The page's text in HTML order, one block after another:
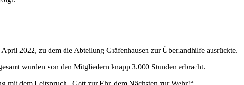
2022, zu dem die Abteilung Gräfenhausen zur Überlandhilfe ausrückte.
wurden von den Mitgliedern knapp 3.000 Stunden erbracht.